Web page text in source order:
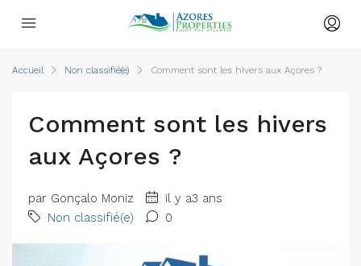
Accueil Non classifié(e) Comment sont les hivers aux Açores ?
Comment sont les hivers
aux Açores ?
par Gonçalo Moniz
il y a3 ans
Non classifié(e)
0